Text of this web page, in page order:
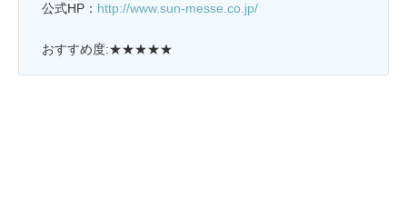
公式HP： http://www.sun-messe.co.jp/
おすすめ度:★★★★★